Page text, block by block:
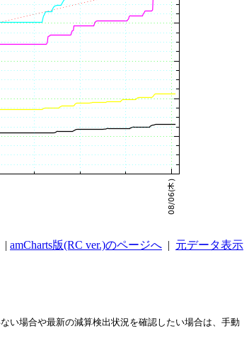
| amCharts版(RC ver.)のページへ | 元データ表示
い場合や最新の減算検出状況を確認したい場合は、手動